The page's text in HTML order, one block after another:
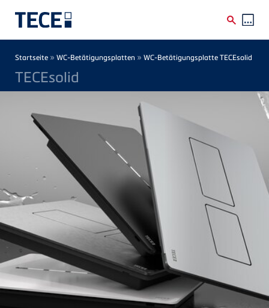
Breadcrumb
Startseite » WC-Betätigungsplatten » WC-Betätigungsplatte TECEsolid
TECEsolid